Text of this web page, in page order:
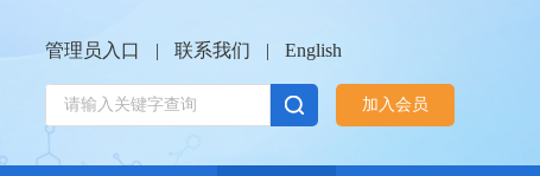
管理员入口 | 联系我们 | English
加入会员